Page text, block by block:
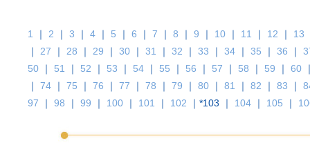
1 ｜ 2 ｜ 3 ｜ 4 ｜ 5 ｜ 6 ｜ 7 ｜ 8 ｜ 9 ｜ 10 ｜ 11 ｜ 12 ｜ 13
｜ 27 ｜ 28 ｜ 29 ｜ 30 ｜ 31 ｜ 32 ｜ 33 ｜ 34 ｜ 35 ｜ 36 ｜
50 ｜ 51 ｜ 52 ｜ 53 ｜ 54 ｜ 55 ｜ 56 ｜ 57 ｜ 58 ｜ 59 ｜ 60
｜ 74 ｜ 75 ｜ 76 ｜ 77 ｜ 78 ｜ 79 ｜ 80 ｜ 81 ｜ 82 ｜ 83 ｜
97 ｜ 98 ｜ 99 ｜ 100 ｜ 101 ｜ 102 ｜*103 ｜ 104 ｜ 105 ｜